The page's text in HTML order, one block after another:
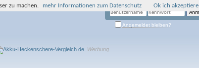
Angemeldet bleiben?
Werbung
zu machen. mehr Informationen zum Datenschutz Ok ich akzeptiere